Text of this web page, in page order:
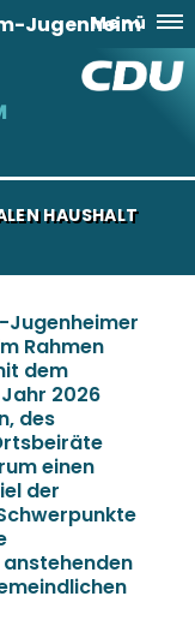
Jugenheim
Menü
HAUSHALT
Jugenheimer
Rahmen
dem
2026
des
einen
der